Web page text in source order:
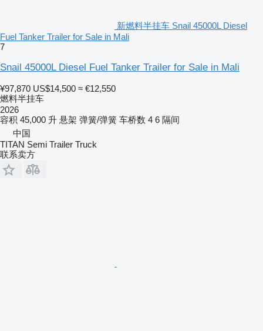
新燃料半挂车 Snail 45000L Diesel
Fuel Tanker Trailer for Sale in Mali
7
Snail 45000L Diesel Fuel Tanker Trailer for Sale in Mali
¥97,870 US$14,500 ≈ €12,550
燃料半挂车
2026
容积 45,000 升 悬架 弹簧/弹簧 车桥数 4 6 隔间
中国
TITAN Semi Trailer Truck
联系卖方